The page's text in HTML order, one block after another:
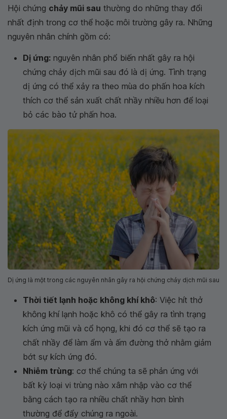
Hội chứng chảy mũi sau thường do những thay đổi
nhất định trong cơ thể hoặc môi trường gây ra. Những
nguyên nhân chính gồm có:
Dị ứng: nguyên nhân phổ biến nhất gây ra hội
chứng chảy dịch mũi sau đó là dị ứng. Tình trạng
dị ứng có thể xảy ra theo mùa do phấn hoa kích
thích cơ thể sản xuất chất nhầy nhiều hơn để loại
bỏ các bào tử phấn hoa.
Dị ứng là một trong các nguyên nhân gây ra hội chứng chảy dịch mũi sau
Thời tiết lạnh hoặc không khí khô: Việc hít thở
không khí lạnh hoặc khô có thể gây ra tình trạng
kích ứng mũi và cổ họng, khi đó cơ thể sẽ tạo ra
chất nhầy để làm ẩm và ấm đường thở nhằm giảm
bớt sự kích ứng đó.
Nhiễm trùng: cơ thể chúng ta sẽ phản ứng với
bất kỳ loại vi trùng nào xâm nhập vào cơ thể
bằng cách tạo ra nhiều chất nhầy hơn bình
thường để đẩy chúng ra ngoài.